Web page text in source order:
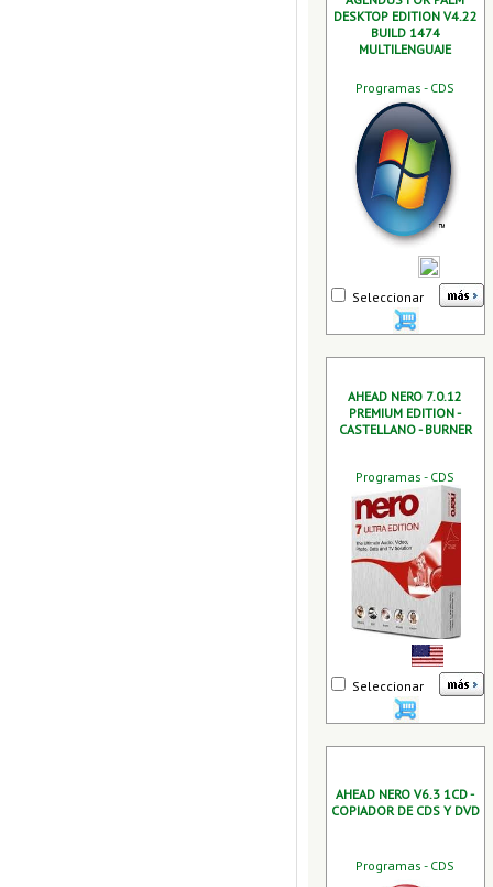
DESKTOP EDITION V4.22
BUILD 1474
MULTILENGUAJE
Programas - CDS
Seleccionar
AHEAD NERO 7.0.12
PREMIUM EDITION -
CASTELLANO - BURNER
Programas - CDS
Seleccionar
AHEAD NERO V6.3 1CD -
COPIADOR DE CDS Y DVD
Programas - CDS